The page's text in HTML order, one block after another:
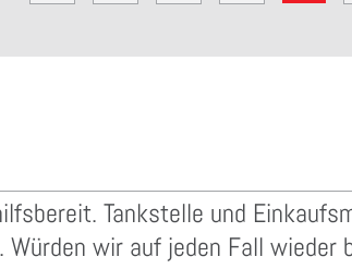
Tankstelle und
wir auf jeden Fall wieder